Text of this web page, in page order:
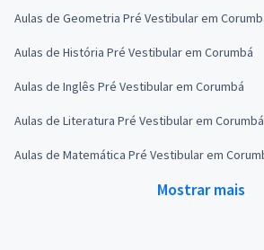
Aulas de Geometria Pré Vestibular em
Aulas de História Pré Vestibular em Corumbá
Aulas de Inglês Pré Vestibular em Corumbá
Aulas de Literatura Pré Vestibular em Corumbá
Aulas de Matemática Pré Vestibular em
Mostrar mais